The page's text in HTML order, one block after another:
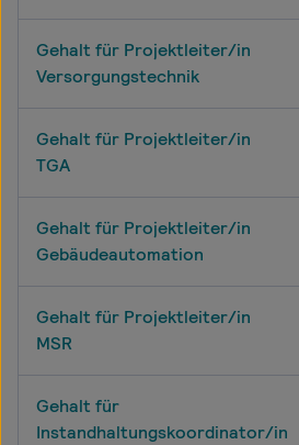
Gehalt für Projektleiter/in
Versorgungstechnik
Gehalt für Projektleiter/in
TGA
Gehalt für Projektleiter/in
Gebäudeautomation
Gehalt für Projektleiter/in
MSR
Gehalt für
Instandhaltungskoordinator/in